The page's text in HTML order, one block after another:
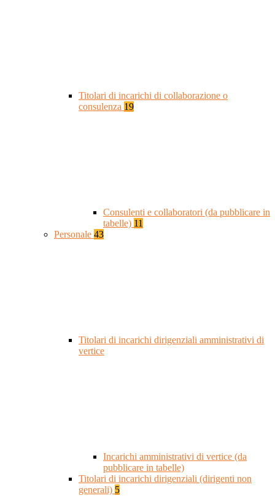
Titolari di incarichi di collaborazione o
consulenza 19
Consulenti e collaboratori (da pubblicare in
tabelle) 11
Personale 43
Titolari di incarichi dirigenziali amministrativi di
vertice
Incarichi amministrativi di vertice (da
pubblicare in tabelle)
Titolari di incarichi dirigenziali (dirigenti non
generali) 5